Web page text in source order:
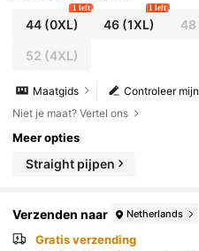
44(0XL)
1 left
46 (1XL)
1 left
48
52 (4XL)
Controleer
Maatgids
Niet je maat? Vertel ons
Meer opties
Straight pijpen
Verzenden naar Netherlands
Gratis verzending